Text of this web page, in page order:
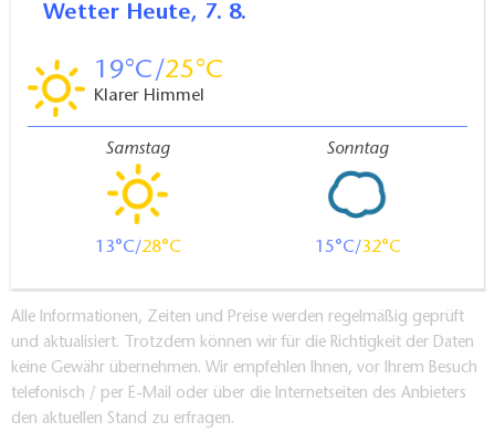
Wetter Heute, 7. 8.
19 25
Klarer Himmel
Samstag
13 28
Sonntag
15 32
Alle Informationen, Zeiten und Preise werden regelmäßig geprüft
und aktualisiert. Trotzdem können wir für die Richtigkeit der Daten
keine Gewähr übernehmen. Wir empfehlen Ihnen, vor Ihrem Besuch
telefonisch / per E-Mail oder über die Internetseiten des Anbieters
den aktuellen Stand zu erfragen.